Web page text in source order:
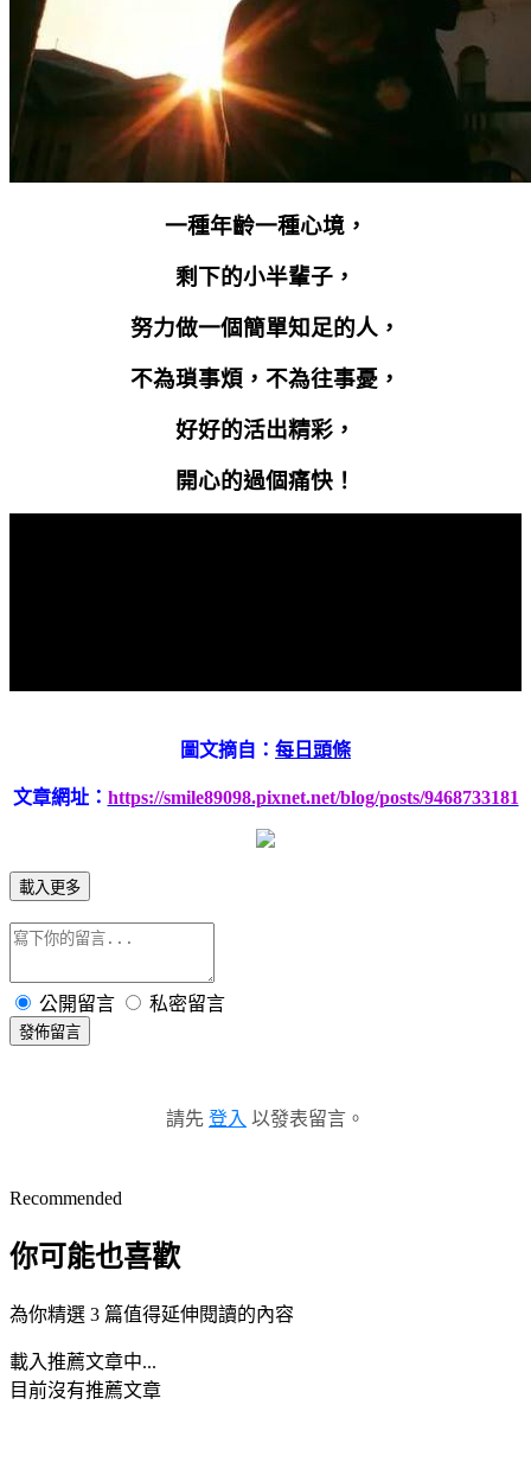
一種年齡一種心境，
剩下的小半輩子，
努力做一個簡單知足的人，
不為瑣事煩，不為往事憂，
好好的活出精彩，
開心的過個痛快！
圖文摘自： 每日頭條
文章網址： https://smile89098.pixnet.net/blog/posts/9468733181
載入更多
公開留言 私密留言
發佈留言
請先 登入 以發表留言。
Recommended
你可能也喜歡
為你精選 3 篇值得延伸閱讀的內容
載入推薦文章中...
目前沒有推薦文章